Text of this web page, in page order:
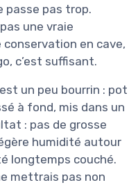
passe pas trop.
une vraie
en cave,
c’est suffisant.
un peu bourrin : pot
à fond, mis dans un
: pas de grosse
humidité autour
longtemps couché.
mettrais pas non